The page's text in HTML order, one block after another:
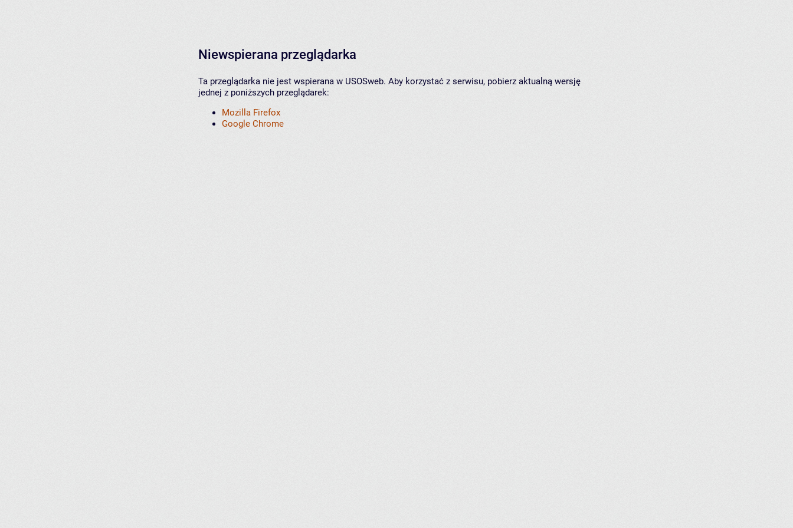
Niewspierana przeglądarka
Ta przeglądarka nie jest wspierana w USOSweb. Aby korzystać z serwisu, pobierz aktualną wersję
jednej z poniższych przeglądarek:
Mozilla Firefox
Google Chrome